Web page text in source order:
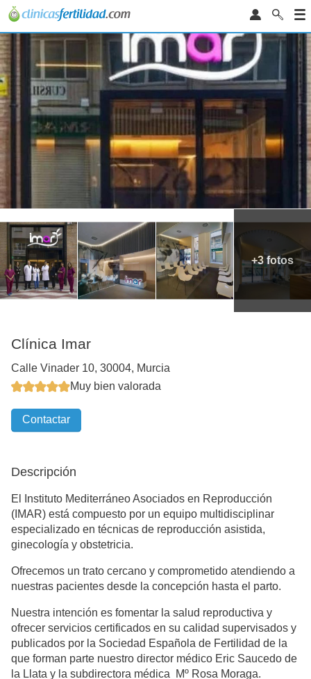
+3 fotos
Clínica Imar
Calle Vinader 10, 30004, Murcia
Muy bien valorada
Contactar
Descripción
El Instituto Mediterráneo Asociados en Reproducción
(IMAR) está compuesto por un equipo multidisciplinar
especializado en técnicas de reproducción asistida,
ginecología y obstetricia.
Ofrecemos un trato cercano y comprometido atendiendo a
nuestras pacientes desde la concepción hasta el parto.
Nuestra intención es fomentar la salud reproductiva y
ofrecer servicios certificados en su calidad supervisados y
publicados por la Sociedad Española de Fertilidad de la
que forman parte nuestro director médico Eric Saucedo de
la Llata y la subdirectora médica Mº Rosa Moraga.